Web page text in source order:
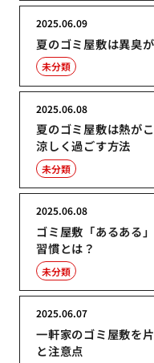
夏のゴミ屋敷は異臭
2025.06.09
未分類
夏のゴミ屋敷は熱が
涼しく過ごす方法
2025.06.08
未分類
ゴミ屋敷「あるある
習慣とは？
2025.06.08
未分類
一軒家のゴミ屋敷を
と注意点
2025.06.07